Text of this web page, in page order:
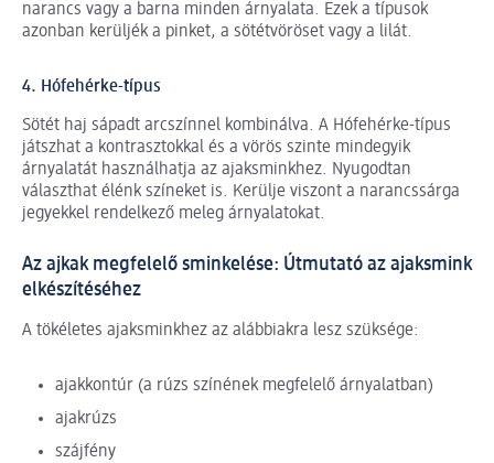
narancs vagy a barna minden árnyalata. Ezek a típusok
azonban kerüljék a pinket, a sötétvöröset vagy a lilát.
4. Hófehérke-típus
Sötét haj sápadt arcszínnel kombinálva. A Hófehérke-típus
játszhat a kontrasztokkal és a vörös szinte mindegyik
árnyalatát használhatja az ajaksminkhez. Nyugodtan
választhat élénk színeket is. Kerülje viszont a narancssárga
jegyekkel rendelkező meleg árnyalatokat.
Az ajkak megfelelő sminkelése: Útmutató az ajaksmink
elkészítéséhez
A tökéletes ajaksminkhez az alábbiakra lesz szüksége:
ajakkontúr (a rúzs színének megfelelő árnyalatban)
ajakrúzs
szájfény